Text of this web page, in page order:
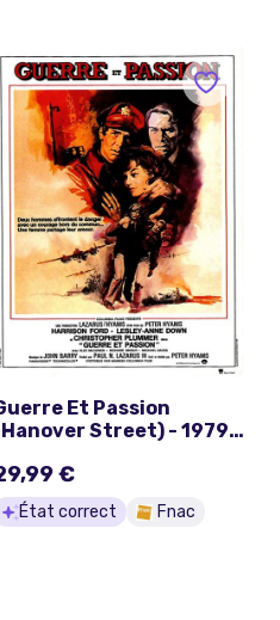
Et Passion
Street) - 1979 -
Affiche
€
État correct Fnac